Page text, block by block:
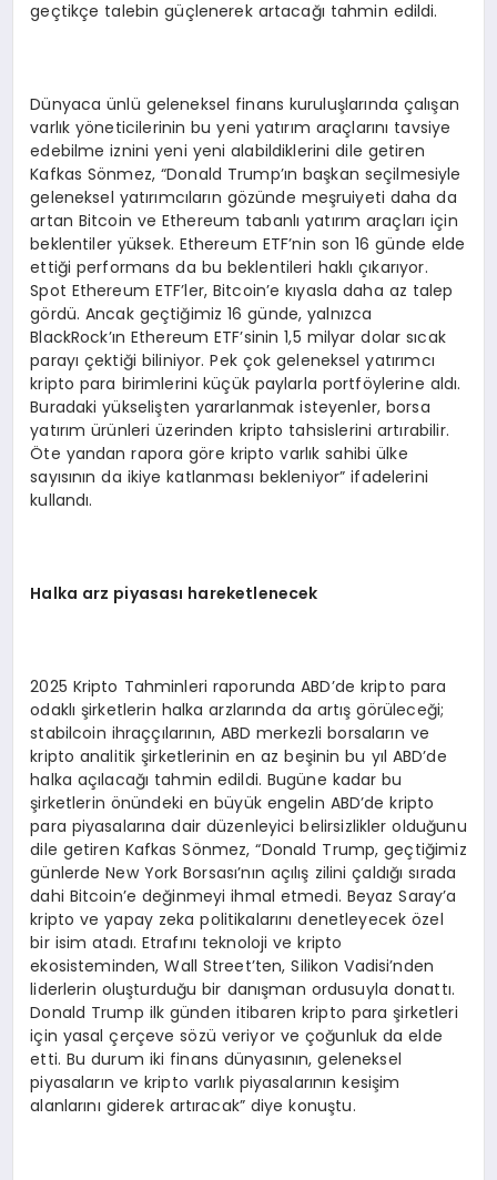
geçtikçe talebin güçlenerek artacağı tahmin edildi.
Dünyaca ünlü geleneksel finans kuruluşlarında çalışan
varlık yöneticilerinin bu yeni yatırım araçlarını tavsiye
edebilme iznini yeni yeni alabildiklerini dile getiren
Kafkas Sönmez, “Donald Trump’ın başkan seçilmesiyle
geleneksel yatırımcıların gözünde meşruiyeti daha da
artan Bitcoin ve Ethereum tabanlı yatırım araçları için
beklentiler yüksek. Ethereum ETF’nin son 16 günde elde
ettiği performans da bu beklentileri haklı çıkarıyor.
Spot Ethereum ETF’ler, Bitcoin’e kıyasla daha az talep
gördü. Ancak geçtiğimiz 16 günde, yalnızca
BlackRock’ın Ethereum ETF’sinin 1,5 milyar dolar sıcak
parayı çektiği biliniyor. Pek çok geleneksel yatırımcı
kripto para birimlerini küçük paylarla portföylerine aldı.
Buradaki yükselişten yararlanmak isteyenler, borsa
yatırım ürünleri üzerinden kripto tahsislerini artırabilir.
Öte yandan rapora göre kripto varlık sahibi ülke
sayısının da ikiye katlanması bekleniyor” ifadelerini
kullandı.
Halka arz piyasası hareketlenecek
2025 Kripto Tahminleri raporunda ABD’de kripto para
odaklı şirketlerin halka arzlarında da artış görüleceği;
stabilcoin ihraççılarının, ABD merkezli borsaların ve
kripto analitik şirketlerinin en az beşinin bu yıl ABD’de
halka açılacağı tahmin edildi. Bugüne kadar bu
şirketlerin önündeki en büyük engelin ABD’de kripto
para piyasalarına dair düzenleyici belirsizlikler olduğunu
dile getiren Kafkas Sönmez, “Donald Trump, geçtiğimiz
günlerde New York Borsası’nın açılış zilini çaldığı sırada
dahi Bitcoin’e değinmeyi ihmal etmedi. Beyaz Saray’a
kripto ve yapay zeka politikalarını denetleyecek özel
bir isim atadı. Etrafını teknoloji ve kripto
ekosisteminden, Wall Street’ten, Silikon Vadisi’nden
liderlerin oluşturduğu bir danışman ordusuyla donattı.
Donald Trump ilk günden itibaren kripto para şirketleri
için yasal çerçeve sözü veriyor ve çoğunluk da elde
etti. Bu durum iki finans dünyasının, geleneksel
piyasaların ve kripto varlık piyasalarının kesişim
alanlarını giderek artıracak” diye konuştu.